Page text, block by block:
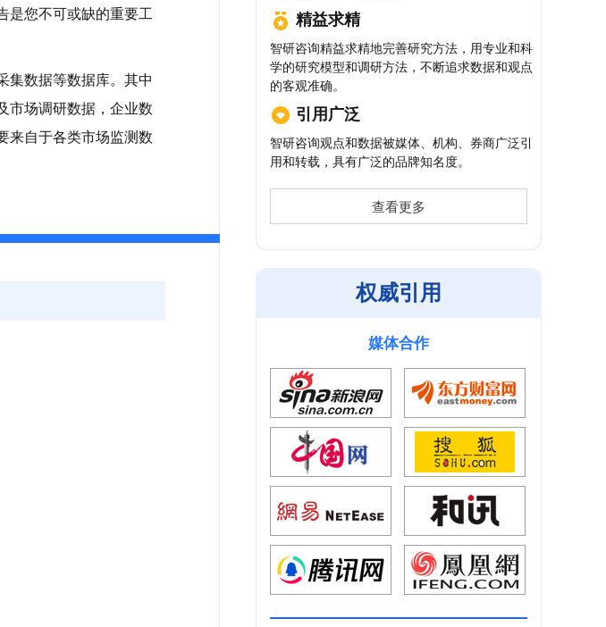
是您不可或缺的重要工
集数据等数据库。其中
市场调研数据，企业数
来自于各类市场监测数
精益求精
智研咨询精益求精地完善研究方法，用专业和科
学的研究模型和调研方法，不断追求数据和观点
的客观准确。
引用广泛
智研咨询观点和数据被媒体、机构、券商广泛引
用和转载，具有广泛的品牌知名度。
查看更多
权威引用
媒体合作